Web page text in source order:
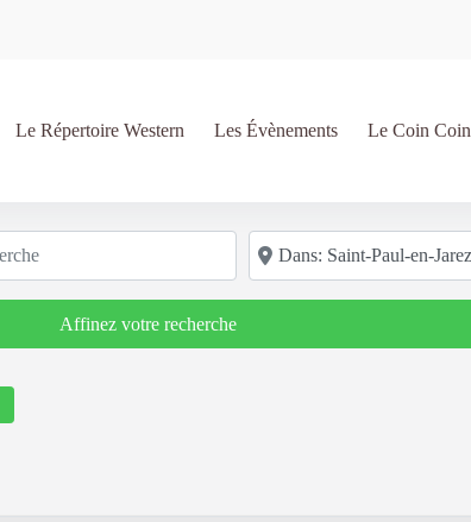
Le Répertoire Western Les Évènements Le Coin Coin
Code postal/région/ville
Affinez votre recherche